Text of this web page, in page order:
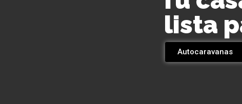
lista
Autocaravanas